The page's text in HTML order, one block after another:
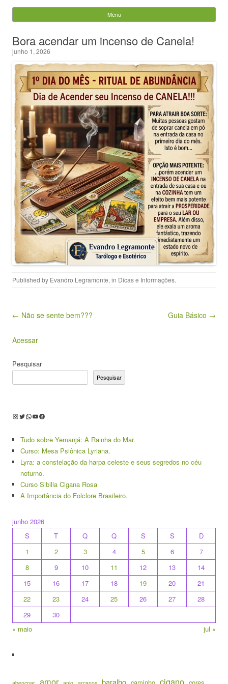
Evandro Legramonte
por:
Menu
Bora acendar um incenso de Canela!
junho 1, 2026
Published by Evandro Legramonte, in Dicas e Informações.
Post navigation
← Não se sente bem??? Guia Básico →
Acessar
Pesquisar
Pesquisar
Instagram
Twitter
WhatsApp
Youtube
Facebook
Tudo sobre Yemanjá: A Rainha do Mar.
Curso: Mesa Psiônica Lyriana.
Lyra: a constelação da harpa celeste e seus segredos no céu
noturno.
Curso Sibilla Cigana Rosa
A Importância do Folclore Brasileiro.
junho 2026
S
T Q Q S S
D
1
2 3 4 5 6
7
8
9 10 11 12 13
14
15
16 17 18 19 20
21
22
23 24 25 26 27
28
29
30
« maio
jul »
amor baralho cigano